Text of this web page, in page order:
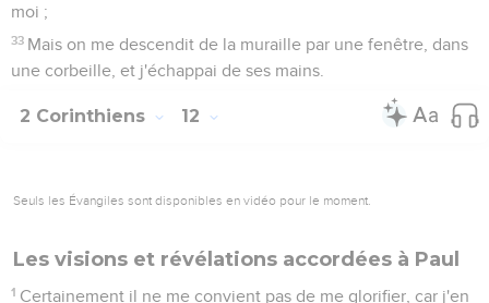
moi ;
33 Mais on me descendit de la muraille par une fenêtre, dans
une corbeille, et j'échappai de ses mains.
2 Corinthiens 12
Seuls les Évangiles sont disponibles en vidéo pour le moment.
Les visions et révélations accordées à Paul
1 Certainement il ne me convient pas de me glorifier, car j'en